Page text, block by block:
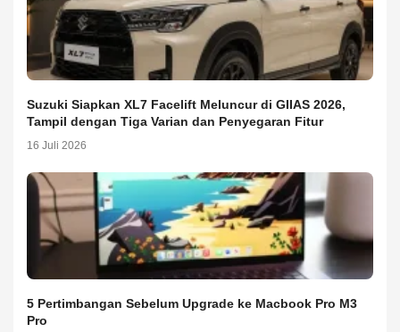
Suzuki Siapkan XL7 Facelift Meluncur di GIIAS 2026,
Tampil dengan Tiga Varian dan Penyegaran Fitur
16 Juli 2026
5 Pertimbangan Sebelum Upgrade ke Macbook Pro M3
Pro